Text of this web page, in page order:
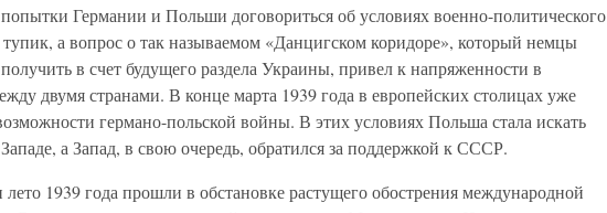
Германии и Польши договориться об условиях военно-политического
а вопрос о так называемом «Данцигском коридоре», который немцы
в счет будущего раздела Украины, привел к напряженности в
двумя странами. В конце марта 1939 года в европейских столицах уже
германо-польской войны. В этих условиях Польша стала искать
а Запад, в свою очередь, обратился за поддержкой к СССР.
1939 года прошли в обстановке растущего обострения международной